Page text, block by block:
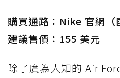
購買通路：Nike 官網（
建議售價：155 美元
除了廣為人知的 Air